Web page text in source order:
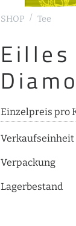
SHOP Tee
Eilles
Einzelpreis pro
Verkaufseinheit
Verpackung
Lagerbestand